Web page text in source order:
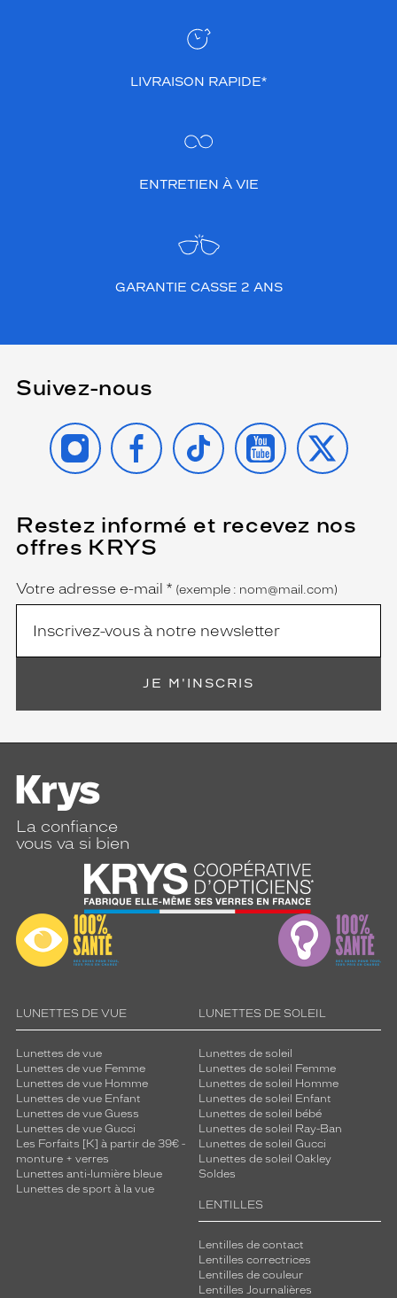
LIVRAISON RAPIDE*
ENTRETIEN À VIE
GARANTIE CASSE 2 ANS
Suivez-nous
INSTAGRAMFACEBOOK
TIKTOK YOUTUBE
X
Restez informé et recevez nos
offres KRYS
Name
Votre adresse e-mail *
(Ce
champ
est
(exemple : nom@mail.com)
JE M'INSCRIS
La confiance
vous va si bien
LUNETTES DE VUE
Lunettes de vue
Lunettes de vue Femme
Lunettes de vue Homme
Lunettes de vue Enfant
Lunettes de vue Guess
Lunettes de vue Gucci
Les Forfaits [K] à partir de 39€ -
monture + verres
Lunettes anti-lumière bleue
Lunettes de sport à la vue
LUNETTES DE SOLEIL
Lunettes de soleil
Lunettes de soleil Femme
Lunettes de soleil Homme
Lunettes de soleil Enfant
Lunettes de soleil bébé
Lunettes de soleil Ray-Ban
Lunettes de soleil Gucci
Lunettes de soleil Oakley
Soldes
LENTILLES
Lentilles de contact
Lentilles correctrices
Lentilles de couleur
Lentilles Journalières